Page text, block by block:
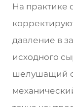
На практике
давление в
исходного
шелушащий